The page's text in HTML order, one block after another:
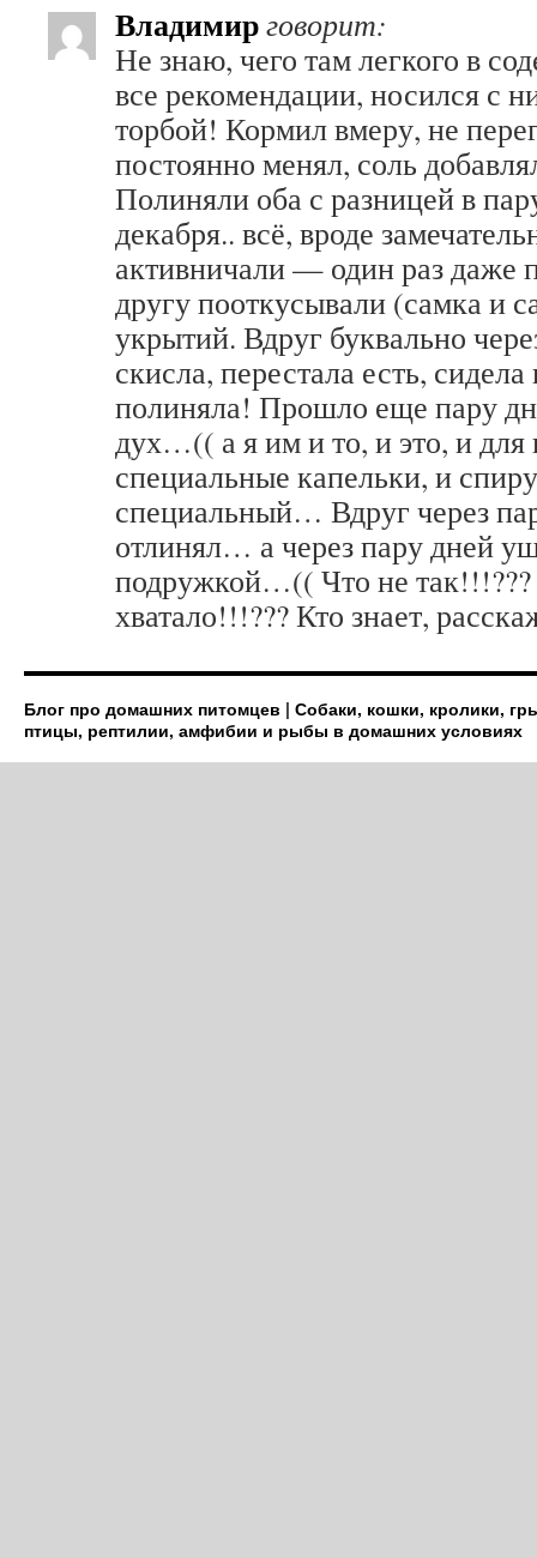
Владимирговорит:
Не знаю, чего там легкого в
все рекомендации, носился с
торбой! Кормил вмеру, не
постоянно менял, соль
Полиняли оба с разницей в
декабря.. всё, вроде
активничали — один раз даже
другу пооткусывали (самка и
укрытий. Вдруг буквально
скисла, перестала есть,
полиняла! Прошло еще пару
дух…(( а я им и то, и это, и для
специальные капельки, и
специальный… Вдруг через
отлинял… а через пару дней
подружкой…(( Что не
хватало!!!??? Кто знает,
Блог про домашних питомцев | Собаки, кошки, кролики,
птицы, рептилии, амфибии и рыбы в домашних условиях